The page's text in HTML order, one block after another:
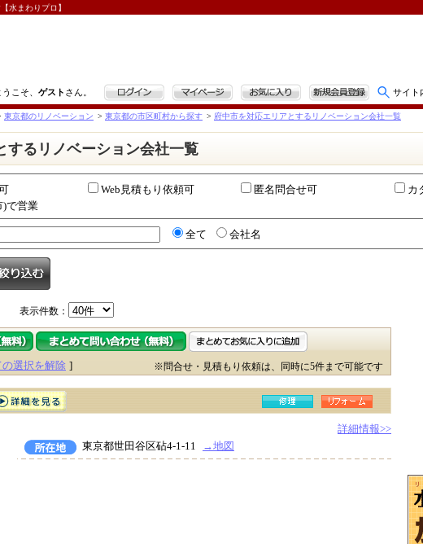
水まわりプロ】
うこそ、 ゲスト さん。 ログイン マイページ お気に入り 新規会員登録 サイト
東京都のリノベーション > 東京都の市区町村から探す > 府中市を対応エリアとするリノベーション会社一覧
するリノベーション会社一覧
Web見積もり依頼可 匿名問合せ可
カ
)で営業
全て 会社名
表示件数：
選択を解除 ] ※問合せ・見積もり依頼は、同時に5件まで可能です
詳細情報>>
東京都世田谷区砧4-1-11
→地図